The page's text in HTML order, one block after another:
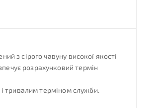
з сірого чавуну високої якості
розрахунковий термін
тривалим терміном служби.